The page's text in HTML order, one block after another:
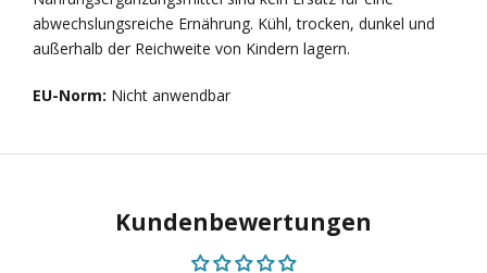
abwechslungsreiche Ernährung. Kühl, trocken, dunkel und
außerhalb der Reichweite von Kindern lagern.
EU-Norm: Nicht anwendbar
Kundenbewertungen